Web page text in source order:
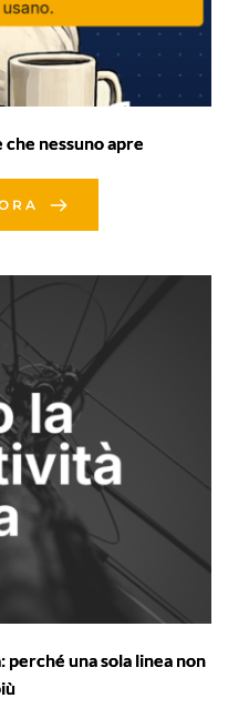
che nessuno apre
una sola linea non